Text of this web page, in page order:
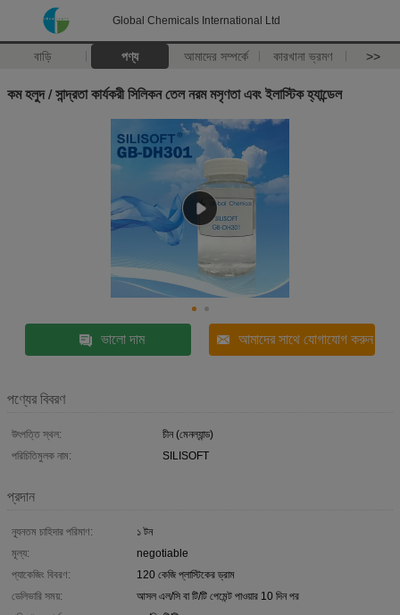
Global Chemicals International Ltd
বাড়ি পণ্য আমাদের সম্পর্কে কারখানা ভ্রমণ >>
কম হলুদ / সান্দ্রতা কার্যকরী সিলিকন তেল নরম মসৃণতা এবং ইলাস্টিক হ্যান্ডেল
ভালো দাম আমাদের সাথে যোগাযোগ করুন
পণ্যের বিবরণ
উৎপত্তি স্থল:
চীন (মেনল্যান্ড)
পরিচিতিমুলক নাম:
SILISOFT
প্রদান
ন্যূনতম চাহিদার পরিমাণ:
১ টন
মূল্য:
negotiable
প্যাকেজিং বিবরণ:
120 কেজি প্লাস্টিকের ড্রাম
ডেলিভারি সময়:
আসল এল/সি বা টি/টি পেমেন্ট পাওয়ার 10 দিন পর